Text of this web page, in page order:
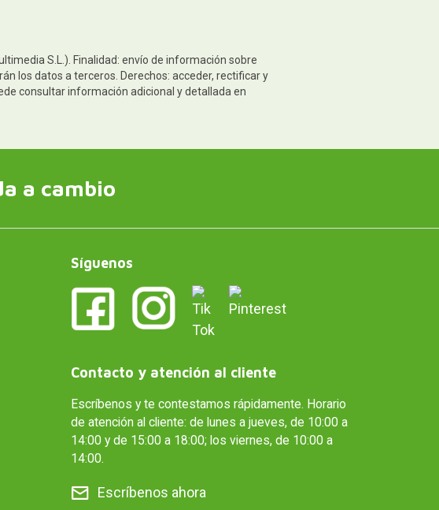
S.L.). Finalidad: envío de información sobre
los datos a terceros. Derechos: acceder, rectificar y
consultar información adicional y detallada en
a cambio
Síguenos
Contacto y atención al cliente
Escríbenos y te contestamos rápidamente. Horario
de atención al cliente: de lunes a jueves, de 10:00 a
14:00 y de 15:00 a 18:00; los viernes, de 10:00 a
14:00.
Escríbenos ahora